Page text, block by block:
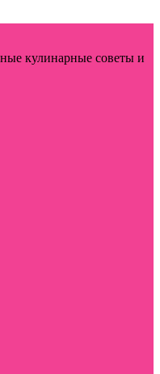
кулинарные советы и